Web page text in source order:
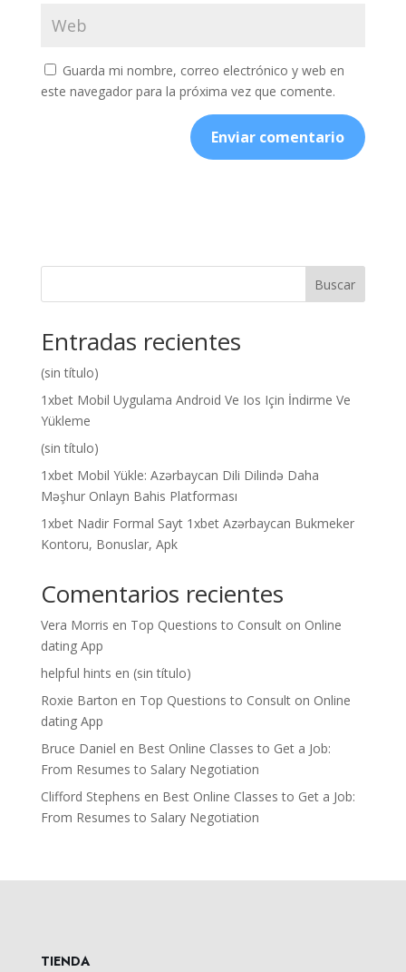
Guarda mi nombre, correo electrónico y web en
este navegador para la próxima vez que comente.
Buscar
Entradas recientes
(sin título)
1xbet Mobil Uygulama Android Ve Ios Için İndirme Ve
Yükleme
(sin título)
1xbet Mobil Yükle: Azərbaycan Dili Dilində Daha
Məşhur Onlayn Bahis Platforması
1xbet Nadir Formal Sayt 1xbet Azərbaycan Bukmeker
Kontoru, Bonuslar, Apk
Comentarios recientes
Vera Morris en Top Questions to Consult on Online
dating App
helpful hints en (sin título)
Roxie Barton en Top Questions to Consult on Online
dating App
Bruce Daniel en Best Online Classes to Get a Job:
From Resumes to Salary Negotiation
Clifford Stephens en Best Online Classes to Get a Job:
From Resumes to Salary Negotiation
TIENDA